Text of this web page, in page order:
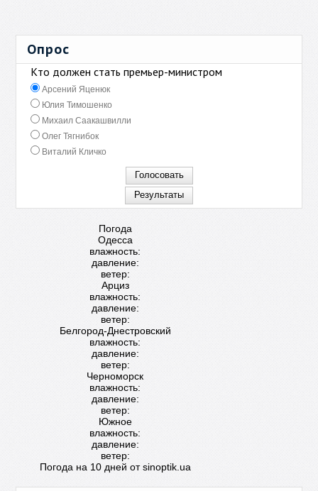
Опрос
Кто должен стать премьер-министром
Арсений Яценюк
Юлия Тимошенко
Михаил Саакашвилли
Олег Тягнибок
Виталий Кличко
Погода
Одесса
влажность:
давление:
ветер:
Арциз
влажность:
давление:
ветер:
Белгород-Днестровский
влажность:
давление:
ветер:
Черноморск
влажность:
давление:
ветер:
Южное
влажность:
давление:
ветер:
Погода на 10 дней отsinoptik.ua